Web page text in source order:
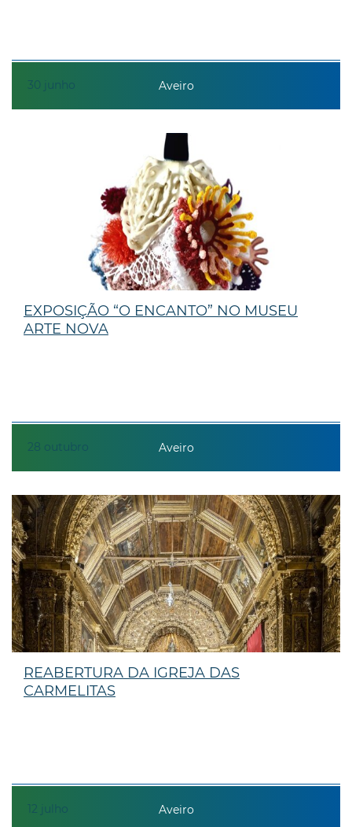
30 junho Aveiro
28 outubro
EXPOSIÇÃO “O ENCANTO” NO MUSEU
ARTE NOVA
Aveiro
12 julho
REABERTURA DA IGREJA DAS
CARMELITAS
Aveiro